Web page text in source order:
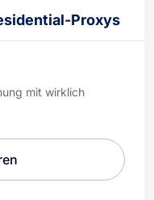
Proxys
mit wirklich